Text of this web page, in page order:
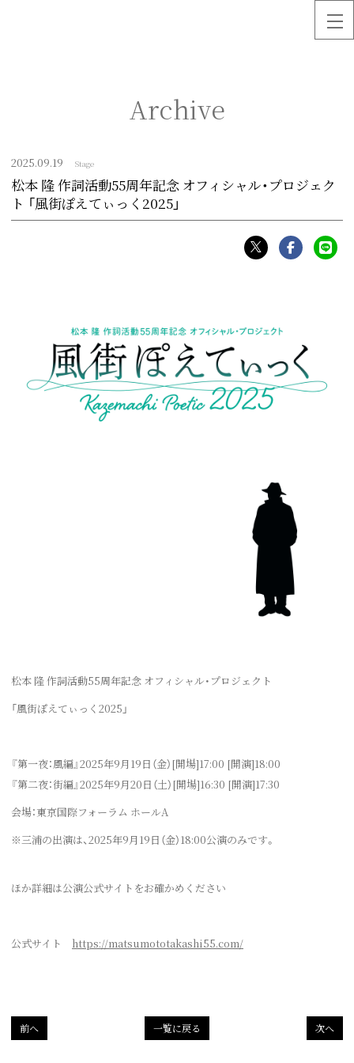
Archive
2025.09.19 Stage
松本 隆 作詞活動55周年記念 オフィシャル・プロジェク
ト 「⾵街ぽえてぃっく2025」
松本 隆 作詞活動55周年記念 オフィシャル・プロジェクト
「⾵街ぽえてぃっく2025」
『第⼀夜：⾵編』2025年9⽉19⽇（⾦）[開場]17:00 [開演]18:00
『第⼆夜：街編』2025年9⽉20⽇（⼟）[開場]16:30 [開演]17:30
会場：東京国際フォーラム ホールA
※三浦の出演は、2025年9⽉19⽇（⾦）18:00公演のみです。
ほか詳細は公演公式サイトをお確かめください
公式サイト https://matsumototakashi55.com/
前へ 一覧に戻る 次へ